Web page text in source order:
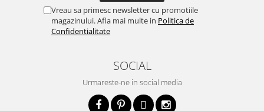
Vreau sa primesc newsletter cu promotiile
magazinului. Afla mai multe in Politica de
Confidentialitate
SOCIAL
Urmareste-ne in social media